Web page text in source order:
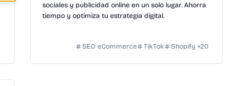
sociales y publicidad online en un solo lugar. Ahorra
tiempo y optimiza tu estrategia digital.
SEO eCommerce TikTok Shopify +20